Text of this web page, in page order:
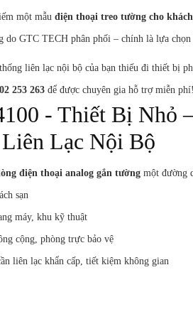
một mẫu điện thoại treo tường cho
do GTC TECH phân phối – chính là lựa
liên lạc nội bộ của bạn thiếu đi thiết bị
253 263 để được chuyên gia hỗ trợ miễn phí!
- Thiết Bị Nhỏ
Lạc Nội Bộ
điện thoại analog gắn tường một đường
sạn
máy, khu kỹ thuật
cộng, phòng trực bảo vệ
liên lạc khẩn cấp, tiết kiệm không gian